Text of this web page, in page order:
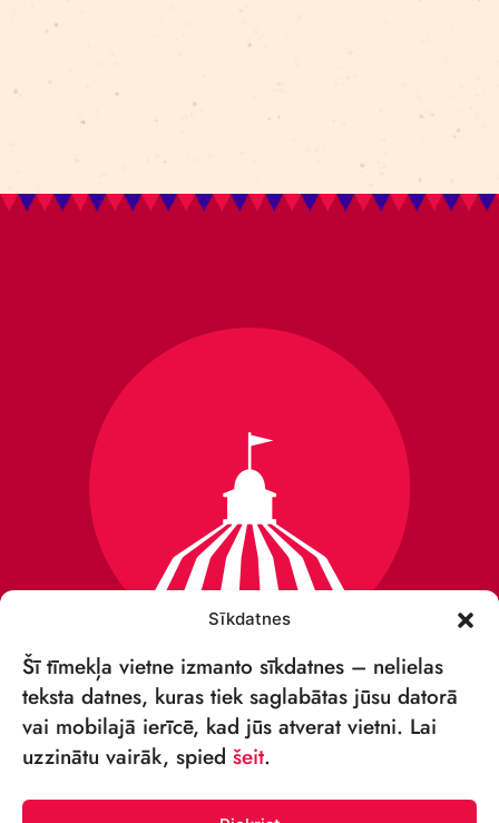
Sīkdatnes
Šī tīmekļa vietne izmanto sīkdatnes – nelielas
teksta datnes, kuras tiek saglabātas jūsu datorā
vai mobilajā ierīcē, kad jūs atverat vietni. Lai
uzzinātu vairāk, spied šeit.
VSIA „RĪGAS CIRKS”
Merķeļa iela 4,
Rīga, LV-1050 Latvija